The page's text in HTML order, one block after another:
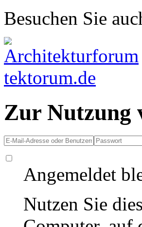
Besuchen Sie
Zur Nutzung
Angemeldet
Nutzen Sie